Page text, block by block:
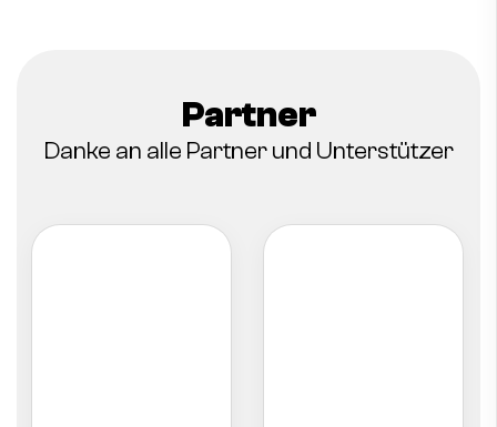
Partner
Danke an alle Partner und Unterstützer